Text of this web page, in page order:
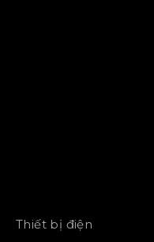
Thiết bị điện